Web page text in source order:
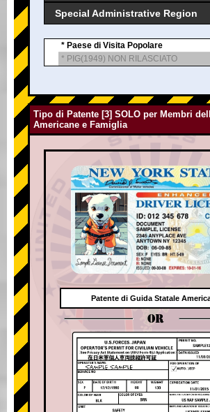
Special Administrative Region
* Paese di Visita Popolare
* PIG(1949) NON RILASCIATO
Tipo di Patente [3] SOLO per Membri
Americane e Famiglia
Patente di Guida Statale
OR